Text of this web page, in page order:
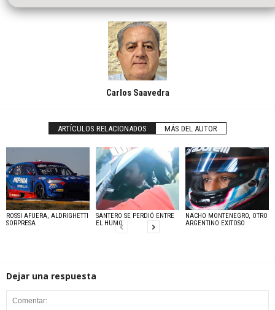
Carlos Saavedra
ARTÍCULOS RELACIONADOS MÁS DEL AUTOR
ROSSI AFUERA, ALDRIGHETTI
SORPRESA
SANTERO SE PERDIÓ ENTRE
EL HUMO
NACHO MONTENEGRO, OTRO
ARGENTINO EXITOSO
Dejar una respuesta